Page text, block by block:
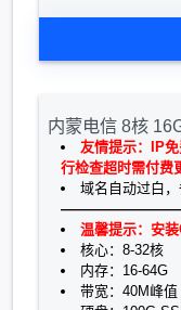
内蒙电信 8核
友情提示：IP
行检查超时需付费
域名自动过白
温馨提示：安
核心：8-32核
内存：16-64G
带宽：40M峰值